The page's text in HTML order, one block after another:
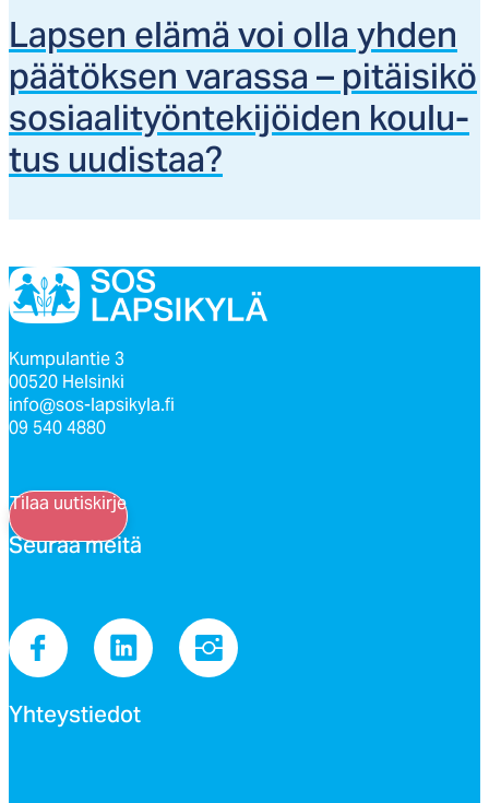
Lap­sen elä­mä voi ol­la yh­den
pää­tök­sen va­ras­sa – pi­täi­si­kö
so­siaa­li­työn­te­ki­jöi­den kou­lu­
tus uu­dis­taa?
Kumpulantie 3
00520 Helsinki
info@sos-lapsikyla.fi
09 540 4880
Tilaa uutiskirje
Seu­raa mei­tä
Yh­teys­tie­dot